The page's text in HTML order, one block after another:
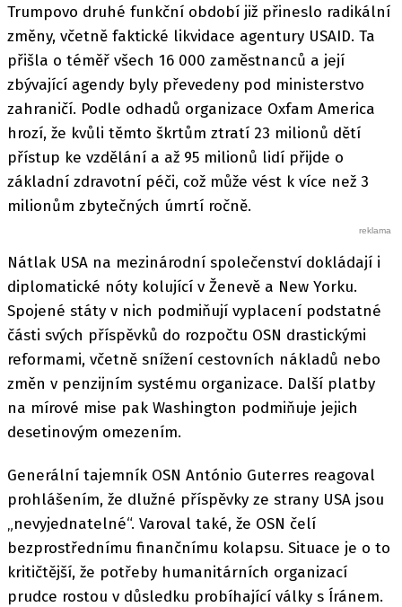
Trumpovo druhé funkční období již přineslo radikální
změny, včetně faktické likvidace agentury USAID. Ta
přišla o téměř všech 16 000 zaměstnanců a její
zbývající agendy byly převedeny pod ministerstvo
zahraničí. Podle odhadů organizace Oxfam America
hrozí, že kvůli těmto škrtům ztratí 23 milionů dětí
přístup ke vzdělání a až 95 milionů lidí přijde o
základní zdravotní péči, což může vést k více než 3
milionům zbytečných úmrtí ročně.
Nátlak USA na mezinárodní společenství dokládají i
diplomatické nóty kolující v Ženevě a New Yorku.
Spojené státy v nich podmiňují vyplacení podstatné
části svých příspěvků do rozpočtu OSN drastickými
reformami, včetně snížení cestovních nákladů nebo
změn v penzijním systému organizace. Další platby
na mírové mise pak Washington podmiňuje jejich
desetinovým omezením.
Generální tajemník OSN António Guterres reagoval
prohlášením, že dlužné příspěvky ze strany USA jsou
„nevyjednatelné“. Varoval také, že OSN čelí
bezprostřednímu finančnímu kolapsu. Situace je o to
kritičtější, že potřeby humanitárních organizací
prudce rostou v důsledku probíhající války s Íránem.